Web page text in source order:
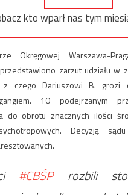
kto wparł nas tym
Okręgowej Warszawa-
zarzut udziału w
z czego Dariuszowi B. grozi
10 podejrzanym
do obrotu znacznych ilości
Decyzją
#CBŚProzbili